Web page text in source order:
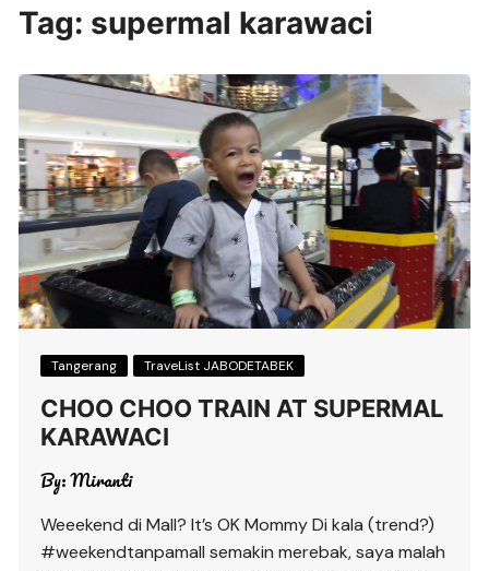
Tag: supermal karawaci
Tangerang TraveList JABODETABEK
CHOO CHOO TRAIN AT SUPERMAL
KARAWACI
By:Miranti
Weeekend di Mall? It’s OK Mommy Di kala (trend?)
#weekendtanpamall semakin merebak, saya malah